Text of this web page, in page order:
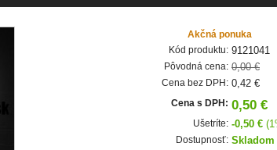
Akčná ponuka
Kód produktu: 9121041
Pôvodná cena: 0,00 €
Cena bez DPH: 0,42 €
Cena s DPH: 0,50 €
Ušetríte: -0,50 €
Dostupnosť: Skladom